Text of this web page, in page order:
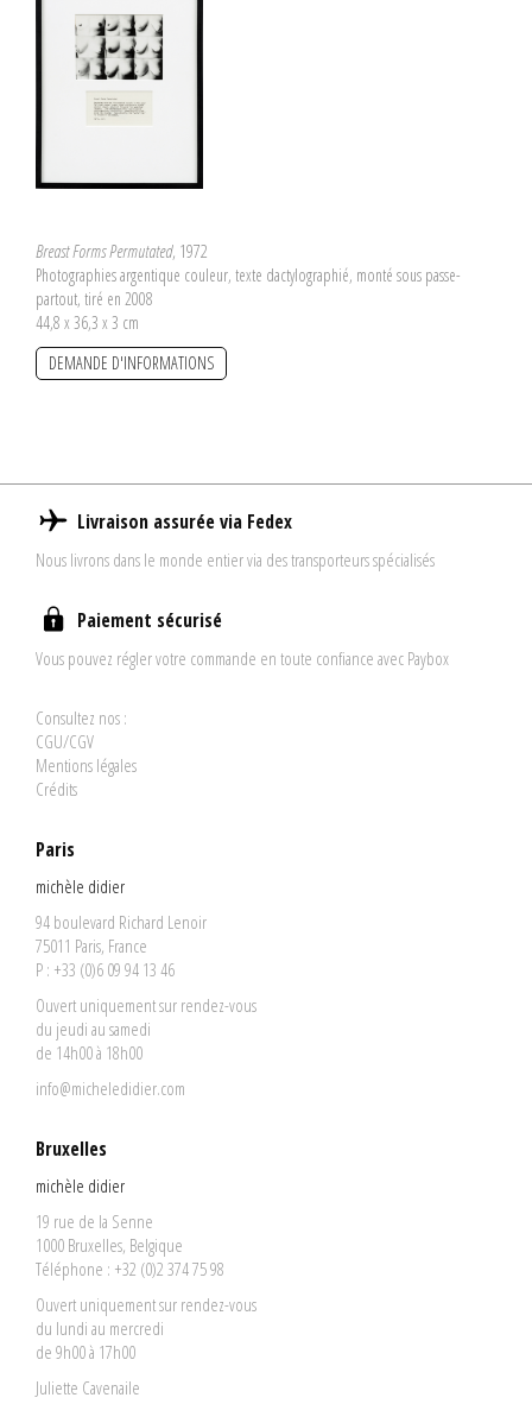
Breast Forms Permutated, 1972
Photographies argentique couleur, texte dactylographié, monté sous passe-
partout, tiré en 2008
44,8 x 36,3 x 3 cm
DEMANDE D'INFORMATIONS
Livraison assurée via Fedex
Nous livrons dans le monde entier via des transporteurs spécialisés
Paiement sécurisé
Vous pouvez régler votre commande en toute confiance avec Paybox
Consultez nos :
CGU/CGV
Mentions légales
Crédits
Paris
michèle didier
94 boulevard Richard Lenoir
75011 Paris, France
P : +33 (0)6 09 94 13 46
Ouvert uniquement sur rendez-vous
du jeudi au samedi
de 14h00 à 18h00
info@micheledidier.com
Bruxelles
michèle didier
19 rue de la Senne
1000 Bruxelles, Belgique
Téléphone : +32 (0)2 374 75 98
Ouvert uniquement sur rendez-vous
du lundi au mercredi
de 9h00 à 17h00
Juliette Cavenaile